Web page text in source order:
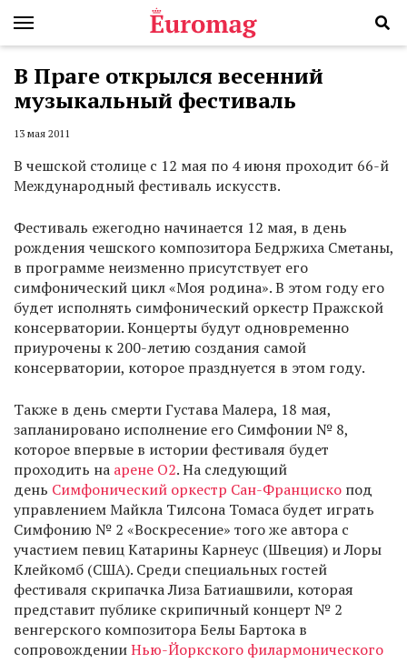
В Праге открылся весенний
музыкальный фестиваль
13 мая 2011
В чешской столице с 12 мая по 4 июня проходит 66-й
Международный фестиваль искусств.
Фестиваль ежегодно начинается 12 мая, в день
рождения чешского композитора Бедржиха Сметаны,
в программе неизменно присутствует его
симфонический цикл «Моя родина». В этом году его
будет исполнять симфонический оркестр Пражской
консерватории. Концерты будут одновременно
приурочены к 200-летию создания самой
консерватории, которое празднуется в этом году.
Также в день смерти Густава Малера, 18 мая,
запланировано исполнение его Симфонии № 8,
которое впервые в истории фестиваля будет
проходить на арене O2. На следующий
день Симфонический оркестр Сан-Франциско под
управлением Майкла Тилсона Томаса будет играть
Симфонию № 2 «Воскресение» того же автора с
участием певиц Катарины Карнеус (Швеция) и Лоры
Клейкомб (США). Среди специальных гостей
фестиваля скрипачка Лиза Батиашвили, которая
представит публике скрипичный концерт № 2
венгерского композитора Белы Бартока в
сопровожденииНью-Йоркского филармонического